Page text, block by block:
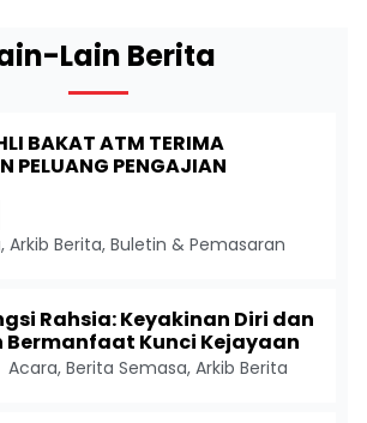
Lain Berita
BAKAT ATM TERIMA
PELUANG PENGAJIAN
, Arkib Berita, Buletin & Pemasaran
Rahsia: Keyakinan Diri dan
Bermanfaat Kunci Kejayaan
Acara, Berita Semasa, Arkib Berita